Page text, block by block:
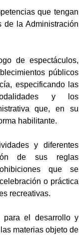
que tengan
de la Administración
de espectáculos,
públicos
especificando las
y los
que, en su
habilitante.
y diferentes
de sus reglas
que se
o práctica
recreativas.
para el desarrollo y
materias objeto de